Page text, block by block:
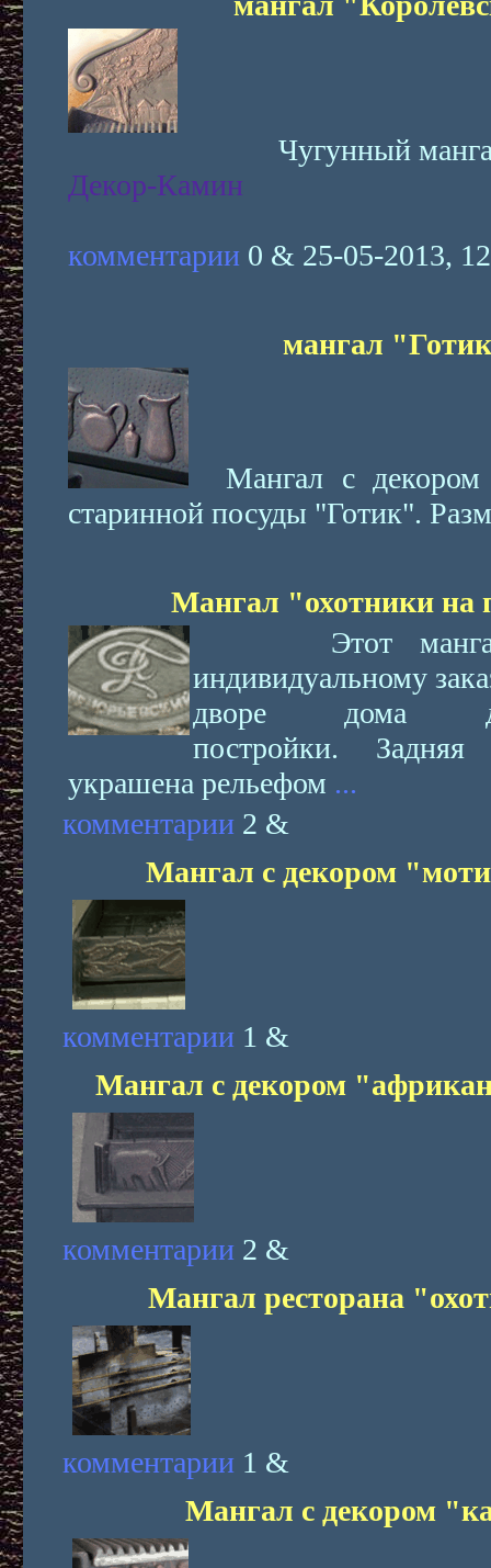
Чугунный
Декор-Камин
комментарии 0 & 25-05-2013,
мангал
Мангал с декором
старинной посуды "Готик".
Мангал "охотники на
Этот мангал
индивидуальному
дворе дома
постройки. Задняя
украшена рельефом ...
комментарии 2 &
Мангал с декором
комментарии 1 &
Мангал с декором
комментарии 2 &
Мангал ресторана
комментарии 1 &
Мангал с декором